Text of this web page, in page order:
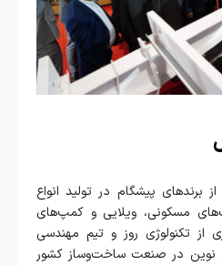
در تولید انواع
ویلایی و کمپ‌های
روز و تیم مهندسی
صنعت ساخت‌وساز کشور